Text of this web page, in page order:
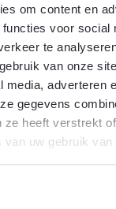
om content en
voor social
te
van onze
media, adverteren
gegevens
ze heeft verstrekt
uw gebruik